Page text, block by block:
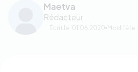
Maetva
Rédacteur
Écrit le :01.06.2020 Modifé le :